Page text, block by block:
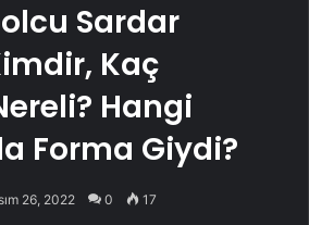
Sardar
Kaç
Hangi
Forma Giydi?
26, 2022 0 17